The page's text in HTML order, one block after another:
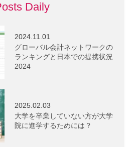
Daily
2024.11.01
グローバル会計ネットワークの
ランキングと日本での提携状況
2024
2025.02.03
大学を卒業していない方が大学
院に進学するためには？